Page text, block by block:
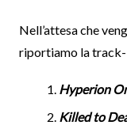
Nell’attesa che
riportiamo la track-
Hyperion
Killed to